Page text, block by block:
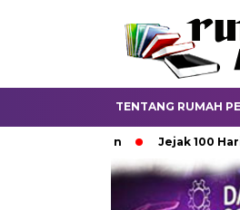
TENTANG RUMAH
Jejak 100 Hari